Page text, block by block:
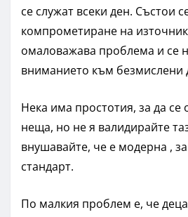
се служат всеки ден. Състои
компрометиране на
омаловажава проблема и се
вниманието към безмислени
Нека има простотия, за да се
неща, но не я валидирайте
внушавайте, че е модерна ,
стандарт.
По малкия проблем е, че